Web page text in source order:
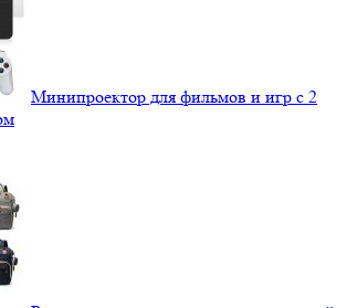
Минипроектор для фильмов и игр с 2